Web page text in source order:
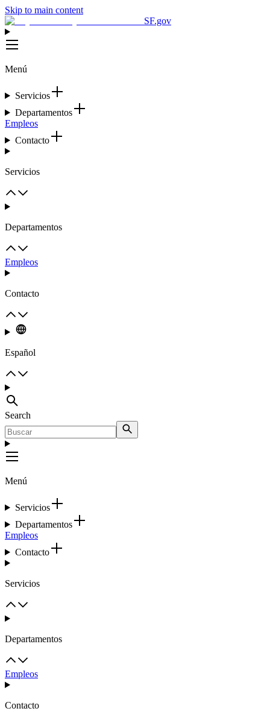
Skip to main content
SF.gov
Menú
Servicios
Departamentos
Empleos
Contacto
Servicios
Departamentos
Empleos
Contacto
Español
Search
Menú
Servicios
Departamentos
Empleos
Contacto
Servicios
Departamentos
Empleos
Contacto